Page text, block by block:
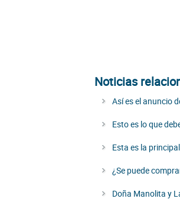
Noticias
Así es el anuncio
Esto es lo que
Esta es la
¿Se puede
Doña Manolita y